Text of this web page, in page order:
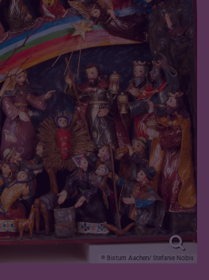
© Bistum Aachen/ Stefanie Nobis